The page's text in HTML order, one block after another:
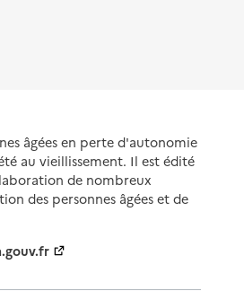
âgées en perte d'autonomie
au vieillissement. Il est édité
de nombreux
des personnes âgées et de